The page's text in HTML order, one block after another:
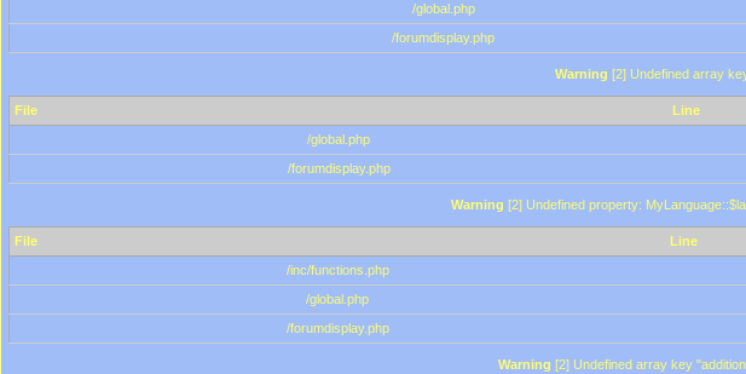
/global.php
/forumdisplay.php
Warning [2] Undefined array
File Line
/global.php
/forumdisplay.php
Warning [2] Undefined property:
File Line
/inc/functions.php
/global.php
/forumdisplay.php
Warning [2] Undefined array key